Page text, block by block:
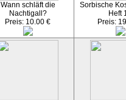
Wann schläft die
Nachtigall?
Preis: 10.00 €
Sorbische
Heft
Preis: